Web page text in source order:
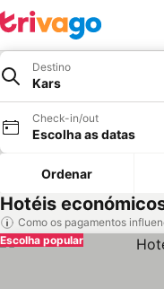
Destino
Kars
Check-in/out
Escolha as datas
Ordenar
Hotéis
Como os pagamentos
Escolha popular